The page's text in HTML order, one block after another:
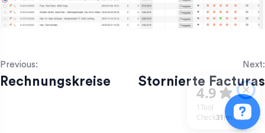
Previous:
Rechnungskreise
Next:
Stornierte Facturas